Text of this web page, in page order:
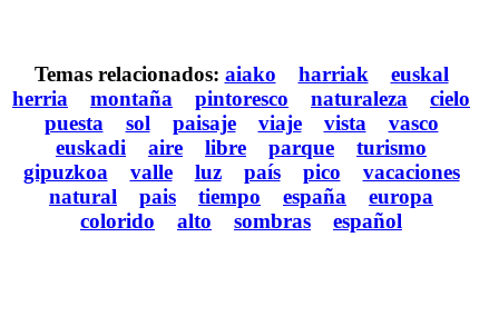
Temas relacionados: aiako harriak
euskal
herria
montaña pintoresco naturaleza
cielo
puesta
sol paisaje viaje vista
vasco
euskadi
aire libre parque
turismo
gipuzkoa
valle luz país pico
vacaciones
natural
pais tiempo españa
europa
colorido
alto sombras español